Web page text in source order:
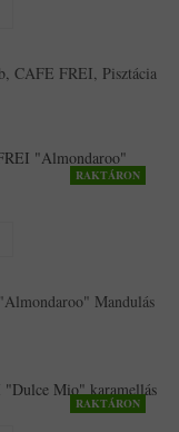
CAFE FREI, Pisztácia
RAKTÁRON
Mandulás
RAKTÁRON